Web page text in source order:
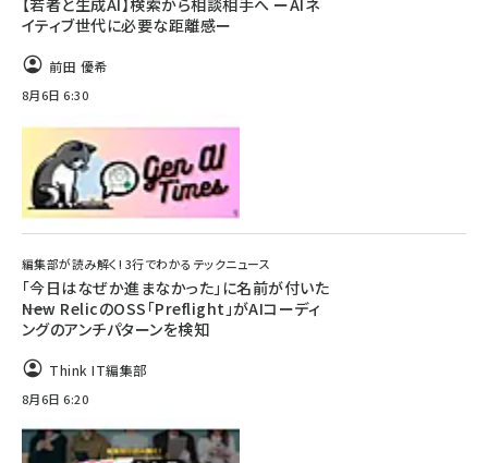
【若者と生成AI】検索から相談相手へ ーAIネ
イティブ世代に必要な距離感ー
前田 優希
8月6日 6:30
編集部が読み解く! 3行でわかるテックニュース
「今日はなぜか進まなかった」に名前が付いた
――New RelicのOSS「Preflight」がAIコーディ
ングのアンチパターンを検知
Think IT編集部
8月6日 6:20